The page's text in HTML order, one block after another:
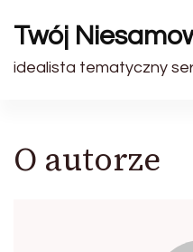
Twój
idealista tematyczny
O autorze